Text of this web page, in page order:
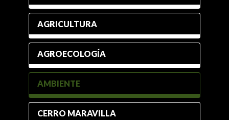
AGRICULTURA
AGROECOLOGÍA
AMBIENTE
CERRO MARAVILLA